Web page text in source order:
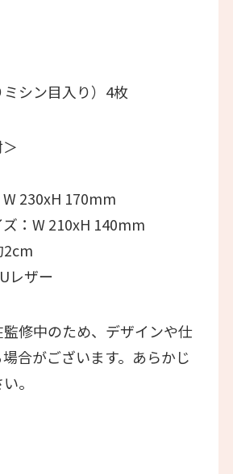
シン目入り）4枚
230xH 170mm
：W 210xH 140mm
2cm
レザー
修中のため、デザインや仕
合がございます。あらかじ
。